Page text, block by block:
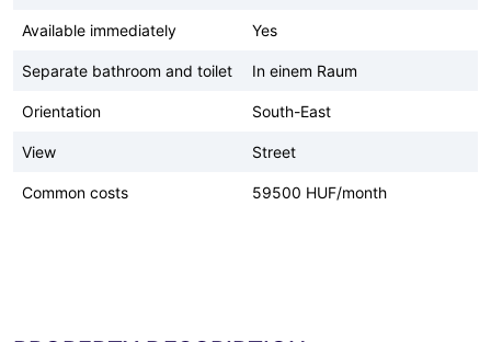
Available immediately Yes
Separate bathroom and toilet In einem Raum
Orientation South-East
View Street
Common costs 59500 HUF/month